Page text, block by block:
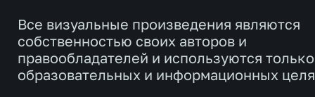
Все визуальные произведения являются
собственностью своих авторов и
правообладателей и используются
образовательных и информационных